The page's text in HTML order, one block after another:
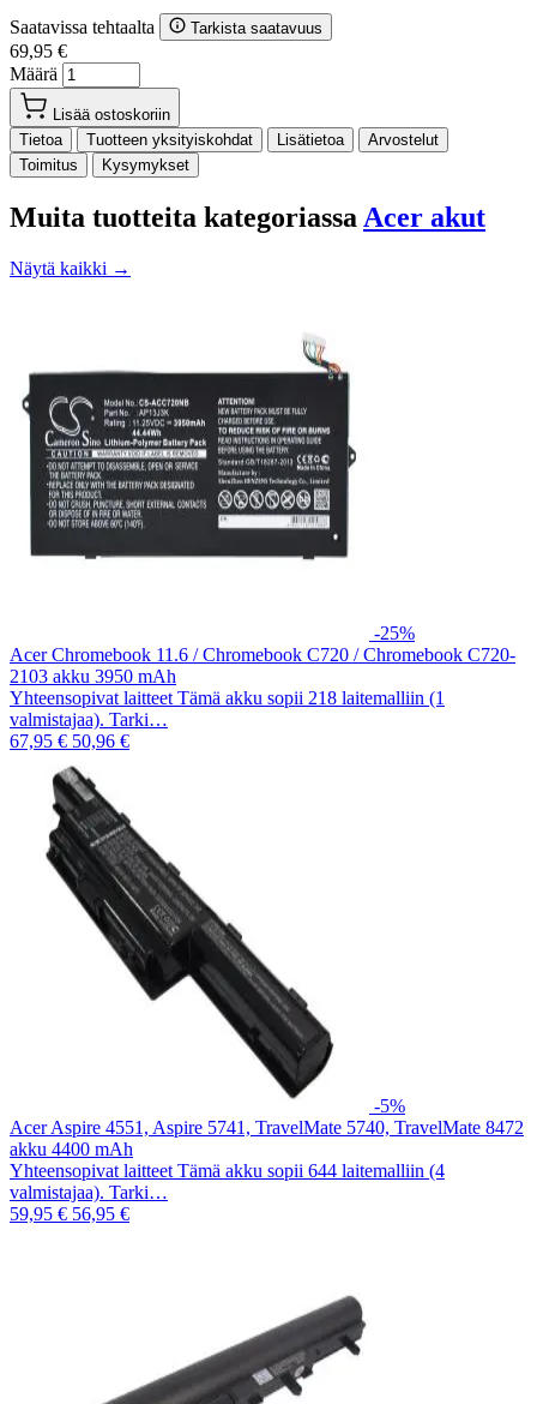
Saatavissa tehtaalta Tarkista saatavuus
69,95 €
Määrä
Lisää ostoskoriin
Tietoa
Tuotteen yksityiskohdat Lisätietoa
Arvostelut
Toimitus
Kysymykset
Muita tuotteita kategoriassa Acer akut
Näytä kaikki →
-25%
Acer Chromebook 11.6 / Chromebook C720 / Chromebook C720-
2103 akku 3950 mAh
Yhteensopivat laitteet Tämä akku sopii 218 laitemalliin (1
valmistajaa). Tarki…
67,95 € 50,96 €
-5%
Acer Aspire 4551, Aspire 5741, TravelMate 5740, TravelMate 8472
akku 4400 mAh
Yhteensopivat laitteet Tämä akku sopii 644 laitemalliin (4
valmistajaa). Tarki…
59,95 € 56,95 €